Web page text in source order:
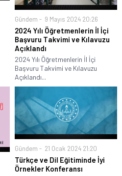
Gündem 9 Mayıs 2024 20:26
2024 Yılı Öğretmenlerin İl İçi
Başvuru Takvimi ve Kılavuzu
Açıklandı
2024 Yılı Öğretmenlerin İl İçi
Başvuru Takvimi ve Kılavuzu
Açıklandı...
Gündem 21 Ocak 2024 21:20
Türkçe ve Dil Eğitiminde İyi
Örnekler Konferansı